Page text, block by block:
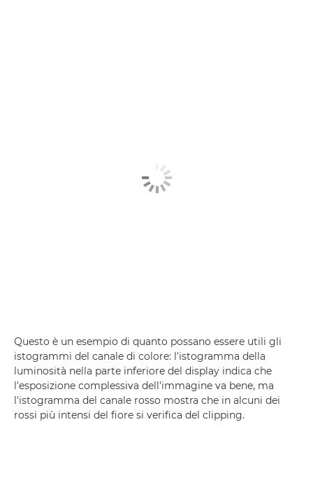
Questo è un esempio di quanto possano essere utili gli
istogrammi del canale di colore: l'istogramma della
luminosità nella parte inferiore del display indica che
l'esposizione complessiva dell'immagine va bene, ma
l'istogramma del canale rosso mostra che in alcuni dei
rossi più intensi del fiore si verifica del clipping.